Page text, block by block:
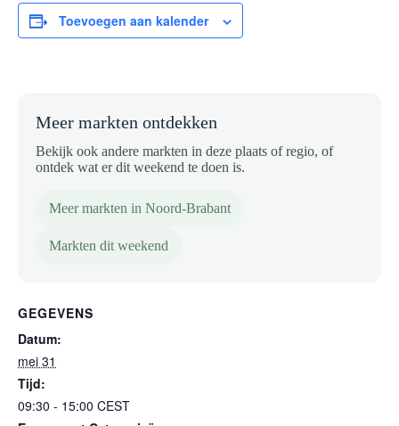
Toevoegen aan kalender
Meer markten ontdekken
Bekijk ook andere markten in deze plaats of regio, of
ontdek wat er dit weekend te doen is.
Meer markten in Noord-Brabant
Markten dit weekend
GEGEVENS
Datum:
mei 31
Tijd:
09:30 - 15:00 CEST